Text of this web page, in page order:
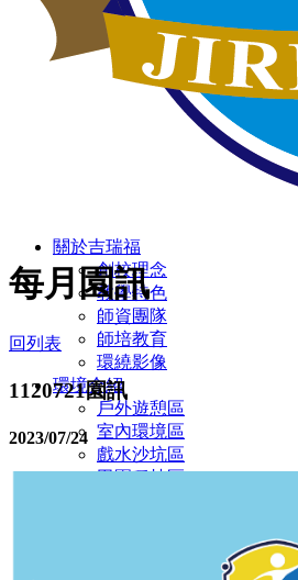
關於吉瑞福
創校理念
教學特色
師資團隊
師培教育
環繞影像
環境介紹
戶外遊憩區
室內環境區
戲水沙坑區
田園種植區
無障礙設施/定期環境消毒
每月園訊
回列表
1120721園訊
2023/07/24